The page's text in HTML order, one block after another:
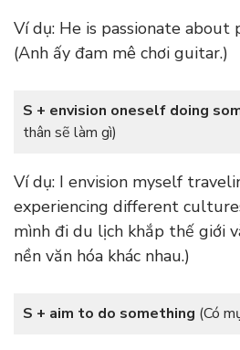
Ví dụ: He is passionate
(Anh ấy đam mê chơi guitar.)
S + envision oneself doing
thân sẽ làm gì)
Ví dụ: I envision myself
experiencing different
mình đi du lịch khắp thế giới
nền văn hóa khác nhau.)
S + aim to do something (Có